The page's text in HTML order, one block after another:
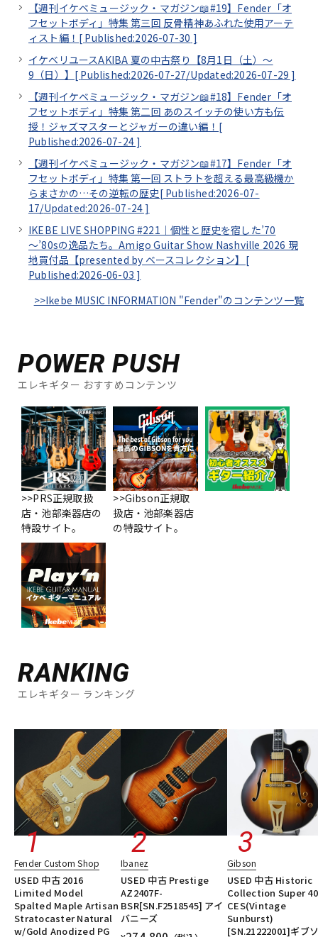
【週刊イケベミュージック・マガジン📖#19】Fender「オ
フセットボディ」特集 第三回 反骨精神あふれた使用アーテ
ィスト編！[ Published:2026-07-30 ]
イケベリユースAKIBA 夏の中古祭り【8月1日（土）～
9（日）】[ Published:2026-07-27/Updated:2026-07-29 ]
【週刊イケベミュージック・マガジン📖#18】Fender「オ
フセットボディ」特集 第二回 あのスイッチの使い方も伝
授！ジャズマスターとジャガーの違い編！[
Published:2026-07-24 ]
【週刊イケベミュージック・マガジン📖#17】Fender「オ
フセットボディ」特集 第一回 ストラトを超える最高級機か
らまさかの…その逆転の歴史[ Published:2026-07-
17/Updated:2026-07-24 ]
IKEBE LIVE SHOPPING #221｜個性と歴史を宿した’70
～’80sの逸品たち。Amigo Guitar Show Nashville 2026 現
地買付品【presented by ベースコレクション】[
Published:2026-06-03 ]
>>Ikebe MUSIC INFORMATION "Fender"のコンテンツ一覧
POWER PUSH
エレキギター おすすめコンテンツ
>>PRS正規取扱
店・池部楽器店の
特設サイト。
>>Gibson正規取
扱店・池部楽器店
の特設サイト。
RANKING
エレキギター ランキング
Fender Custom Shop
USED 中古 2016
Limited Model
Spalted Maple Artisan
Stratocaster Natural
w/Gold Anodized PG
Ibanez
USED 中古 Prestige
AZ2407F-
BSR[SN.F2518545] アイ
バニーズ
Gibson
USED 中古 Historic
Collection Super
CES(Vintage
Sunburst)
[SN.21222001]ギブ